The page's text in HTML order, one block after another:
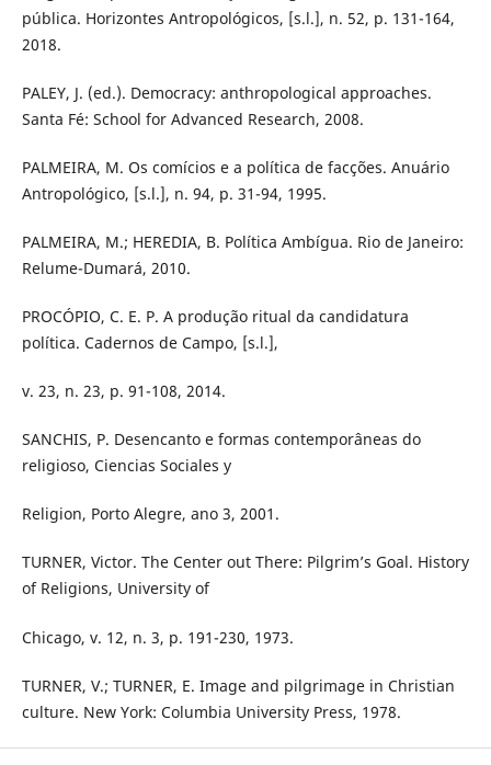
pública. Horizontes Antropológicos, [s.l.], n. 52, p. 131-164,
2018.
PALEY, J. (ed.). Democracy: anthropological approaches.
Santa Fé: School for Advanced Research, 2008.
PALMEIRA, M. Os comícios e a política de facções. Anuário
Antropológico, [s.l.], n. 94, p. 31-94, 1995.
PALMEIRA, M.; HEREDIA, B. Política Ambígua. Rio de Janeiro:
Relume-Dumará, 2010.
PROCÓPIO, C. E. P. A produção ritual da candidatura
política. Cadernos de Campo, [s.l.],
v. 23, n. 23, p. 91-108, 2014.
SANCHIS, P. Desencanto e formas contemporâneas do
religioso, Ciencias Sociales y
Religion, Porto Alegre, ano 3, 2001.
TURNER, Victor. The Center out There: Pilgrim’s Goal. History
of Religions, University of
Chicago, v. 12, n. 3, p. 191-230, 1973.
TURNER, V.; TURNER, E. Image and pilgrimage in Christian
culture. New York: Columbia University Press, 1978.